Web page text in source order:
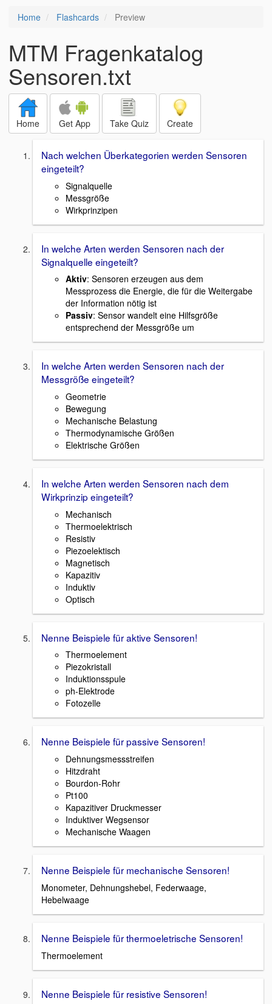
Home Flashcards Preview
MTM Fragenkatalog
Sensoren.txt
Home Get App Take Quiz Create
Nach welchen Überkategorien werden Sensoren
eingeteilt?
Signalquelle
Messgröße
Wirkprinzipen
In welche Arten werden Sensoren nach der
Signalquelle eingeteilt?
Aktiv: Sensoren erzeugen aus dem
Messprozess die Energie, die für die Weitergabe
der Information nötig ist
Passiv: Sensor wandelt eine Hilfsgröße
entsprechend der Messgröße um
In welche Arten werden Sensoren nach der
Messgröße eingeteilt?
Geometrie
Bewegung
Mechanische Belastung
Thermodynamische Größen
Elektrische Größen
In welche Arten werden Sensoren nach dem
Wirkprinzip eingeteilt?
Mechanisch
Thermoelektrisch
Resistiv
Piezoelektisch
Magnetisch
Kapazitiv
Induktiv
Optisch
Nenne Beispiele für aktive Sensoren!
Thermoelement
Piezokristall
Induktionsspule
ph-Elektrode
Fotozelle
Nenne Beispiele für passive Sensoren!
Dehnungsmessstreifen
Hitzdraht
Bourdon-Rohr
Pt100
Kapazitiver Druckmesser
Induktiver Wegsensor
Mechanische Waagen
Nenne Beispiele für mechanische Sensoren!
Monometer, Dehnungshebel, Federwaage,
Hebelwaage
Nenne Beispiele für thermoeletrische Sensoren!
Thermoelement
Nenne Beispiele für resistive Sensoren!